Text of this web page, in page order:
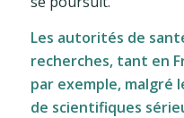
Les autorités de
recherches, tant en
par exemple, malgré
de scientifiques